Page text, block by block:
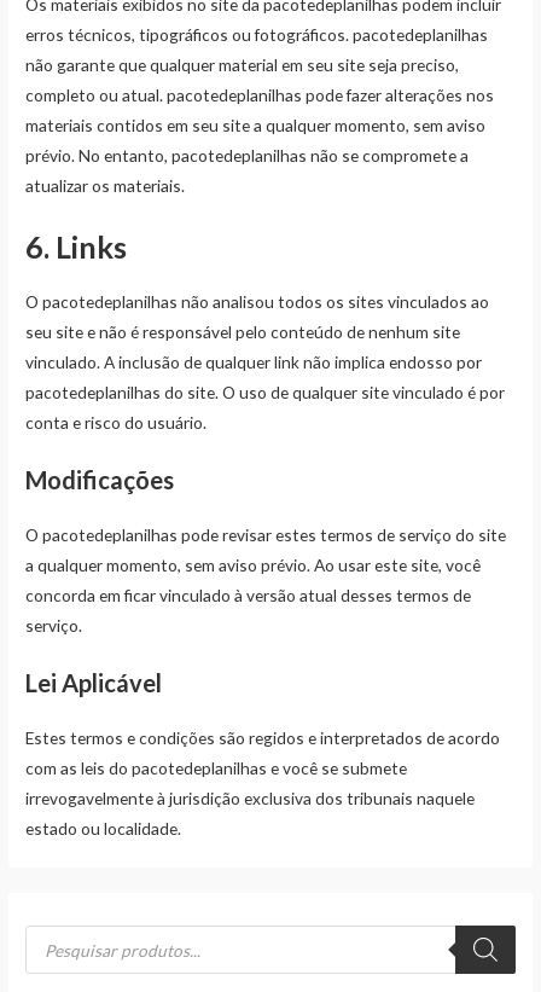
P
q
erros técnicos, tipográficos ou fotográficos. pacotedeplanilhas
não garante que qualquer material em seu site seja preciso,
completo ou atual. pacotedeplanilhas pode fazer alterações nos
materiais contidos em seu site a qualquer momento, sem aviso
prévio. No entanto, pacotedeplanilhas não se compromete a
atualizar os materiais.
6. Links
O pacotedeplanilhas não analisou todos os sites vinculados ao
seu site e não é responsável pelo conteúdo de nenhum site
vinculado. A inclusão de qualquer link não implica endosso por
pacotedeplanilhas do site. O uso de qualquer site vinculado é por
conta e risco do usuário.
Modificações
O pacotedeplanilhas pode revisar estes termos de serviço do site
a qualquer momento, sem aviso prévio. Ao usar este site, você
concorda em ficar vinculado à versão atual desses termos de
serviço.
Lei Aplicável
Estes termos e condições são regidos e interpretados de acordo
com as leis do pacotedeplanilhas e você se submete
irrevogavelmente à jurisdição exclusiva dos tribunais naquele
estado ou localidade.